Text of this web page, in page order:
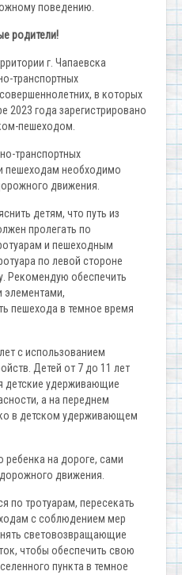
поведению.
родители!
г. Чапаевска
транспортных
в которых
2023 года зарегистрировано
пешеходом.
транспортных
пешеходам необходимо
движения.
детям, что путь из
пролегать по
и пешеходным
по левой стороне
Рекомендую обеспечить
пешехода в темное время
с использованием
Детей от 7 до 11 лет
детские удерживающие
а на переднем
в детском удерживающем
ребенка на дороге, сами
движения.
по тротуарам, пересекать
с соблюдением мер
световозвращающие
чтобы обеспечить свою
пункта в темное